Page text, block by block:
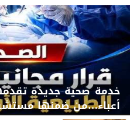
خدمة صحية جديدة
أعباء…من ضمنها